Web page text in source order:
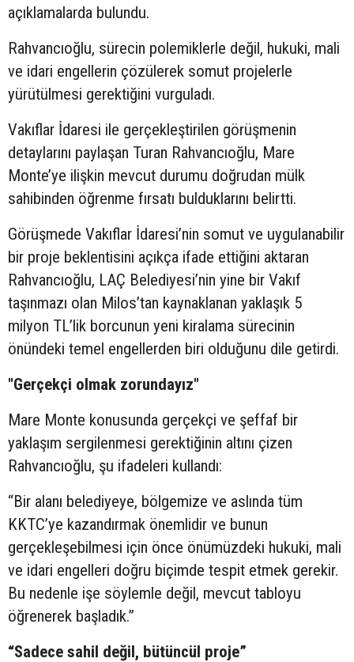
açıklamalarda bulundu.
Rahvancıoğlu, sürecin polemiklerle değil, hukuki, mali
ve idari engellerin çözülerek somut projelerle
yürütülmesi gerektiğini vurguladı.
Vakıflar İdaresi ile gerçekleştirilen görüşmenin
detaylarını paylaşan Turan Rahvancıoğlu, Mare
Monte’ye ilişkin mevcut durumu doğrudan mülk
sahibinden öğrenme fırsatı bulduklarını belirtti.
Görüşmede Vakıflar İdaresi’nin somut ve uygulanabilir
bir proje beklentisini açıkça ifade ettiğini aktaran
Rahvancıoğlu, LAÇ Belediyesi’nin yine bir Vakıf
taşınmazı olan Milos’tan kaynaklanan yaklaşık 5
milyon TL’lik borcunun yeni kiralama sürecinin
önündeki temel engellerden biri olduğunu dile getirdi.
"Gerçekçi olmak zorundayız"
Mare Monte konusunda gerçekçi ve şeffaf bir
yaklaşım sergilenmesi gerektiğinin altını çizen
Rahvancıoğlu, şu ifadeleri kullandı:
“Bir alanı belediyeye, bölgemize ve aslında tüm
KKTC’ye kazandırmak önemlidir ve bunun
gerçekleşebilmesi için önce önümüzdeki hukuki, mali
ve idari engelleri doğru biçimde tespit etmek gerekir.
Bu nedenle işe söylemle değil, mevcut tabloyu
öğrenerek başladık.”
“Sadece sahil değil, bütüncül proje”